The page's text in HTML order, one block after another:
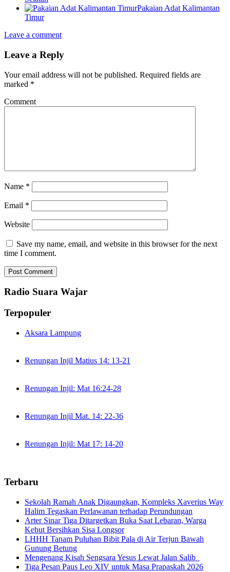
Pakaian Adat Kalimantan
Timur
Leave a comment
Leave a Reply
Your email address will not be published. Required fields are
marked *
Comment
Name *
Email *
Website
Save my name, email, and website in this browser for the next
time I comment.
Radio Suara Wajar
Terpopuler
Aksara Lampung
Renungan Injil Matius 14: 13-21
Renungan Injil: Mat 16:24-28
Renungan Injil Mat. 14: 22-36
Renungan Injil: Mat 17: 14-20
Terbaru
Sekolah Ramah Anak Digaungkan, Kompleks Xaverius Way
Halim Tegaskan Perlawanan terhadap Perundungan
Arter Sinar Tiga Ditargetkan Buka Saat Lebaran, Warga
Kebut Bersihkan Sisa Longsor
LHHH Tanam Puluhan Bibit Pala di Air Terjun Bawah
Gunung Betung
Mengenang Kisah Sengsara Yesus Lewat Jalan Salib
Tiga Pesan Paus Leo XIV untuk Masa Prapaskah 2026